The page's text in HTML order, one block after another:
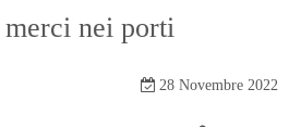
nei porti
28 Novembre 2022